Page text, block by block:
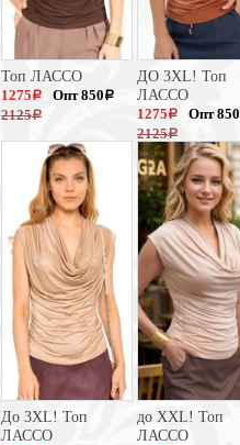
Топ ЛАССО
1275 a
2125a
Опт 850 a
ДО 3XL! Топ
ЛАССО
1275 a
2125a
Опт 850
До 3XL! Топ
ЛАССО
до XXL! Топ
ЛАССО